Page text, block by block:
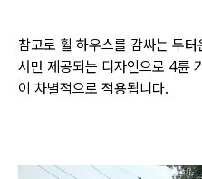
참고로 휠 하우스를 감싸는 두
서만 제공되는 디자인으로 4륜
이 차별적으로 적용됩니다.